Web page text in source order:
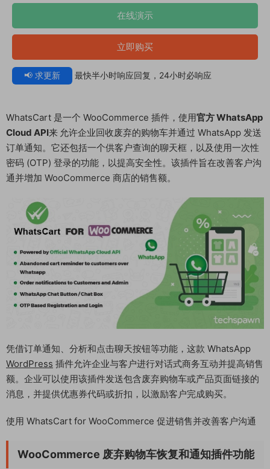
在线演示
立即购买
📢 求更新 最快半小时响应回复，24小时必响应
WhatsCart 是一个 WooCommerce 插件，使用官方 WhatsApp
Cloud API来 允许企业回收废弃的购物车并通过 WhatsApp 发送
订单通知。它还包括一个供客户查询的聊天框，以及使用一次性
密码 (OTP) 登录的功能，以提高安全性。该插件旨在改善客户沟
通并增加 WooCommerce 商店的销售额。
凭借订单通知、分析和点击聊天按钮等功能，这款 WhatsApp
WordPress 插件允许企业与客户进行对话式商务互动并提高销售
额。企业可以使用该插件发送包含废弃购物车或产品页面链接的
消息，并提供优惠券代码或折扣，以激励客户完成购买。
使用 WhatsCart for WooCommerce 促进销售并改善客户沟通
WooCommerce 废弃购物车恢复和通知插件功能​